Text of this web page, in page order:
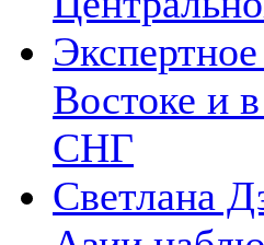
Востоке и
СНГ
Светлана